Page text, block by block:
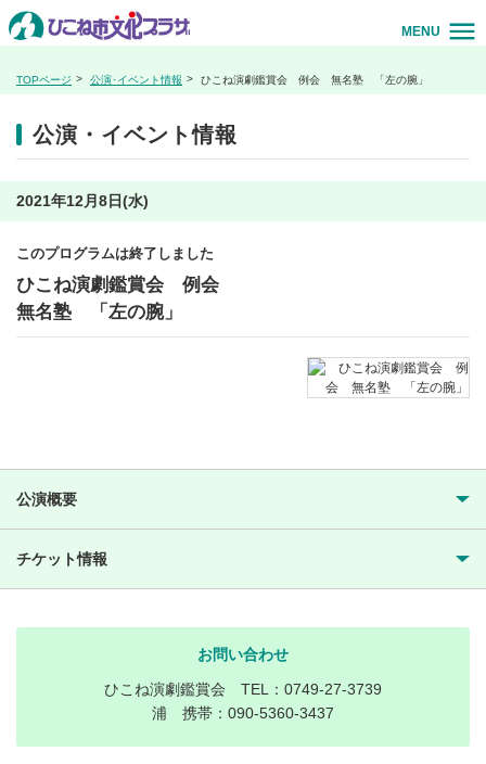
MENU
TOPページ 公演･イベント情報 ひこね演劇鑑賞会 例会 無名塾 「左の腕」
公演・イベント情報
2021年12月8日(水)
このプログラムは終了しました
ひこね演劇鑑賞会 例会
無名塾 「左の腕」
公演概要
チケット情報
お問い合わせ
ひこね演劇鑑賞会 TEL：0749-27-3739
浦 携帯：090-5360-3437